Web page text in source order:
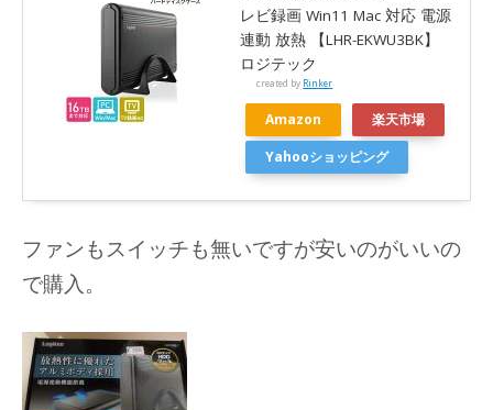
レビ録画 Win11 Mac 対応 電源
連動 放熱 【LHR-EKWU3BK】
ロジテック
created by Rinker
Amazon
楽天市場
Yahooショッピング
ファンもスイッチも無いですが安いのがいいの
で購入。